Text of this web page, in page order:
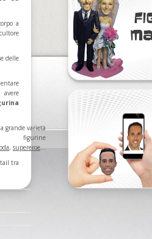
a
delle
grande varietà
, supereroe...
tra